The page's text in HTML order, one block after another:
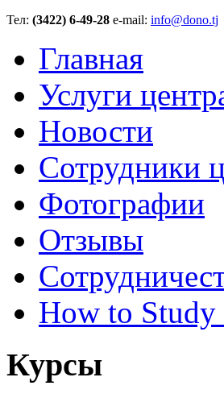
Тел: (3422) 6-49-28 e-mail: info@dono.tj
Главная
Услуги
Новости
Сотрудники
Фотографии
Отзывы
How to
Курсы